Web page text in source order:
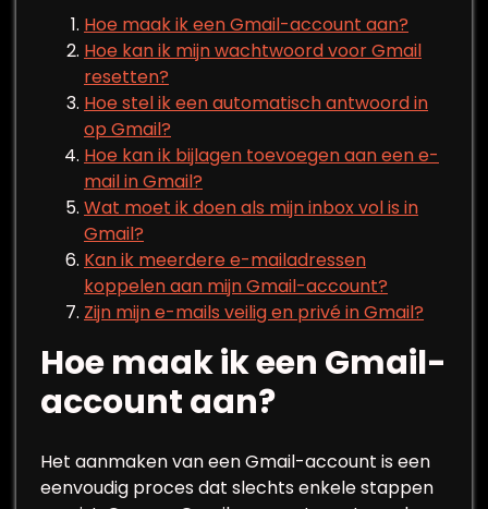
Hoe maak ik een Gmail-account aan?
Hoe kan ik mijn wachtwoord voor Gmail
resetten?
Hoe stel ik een automatisch antwoord in
op Gmail?
Hoe kan ik bijlagen toevoegen aan een e-
mail in Gmail?
Wat moet ik doen als mijn inbox vol is in
Gmail?
Kan ik meerdere e-mailadressen
koppelen aan mijn Gmail-account?
Zijn mijn e-mails veilig en privé in Gmail?
Hoe maak ik een Gmail-
account aan?
Het aanmaken van een Gmail-account is een
eenvoudig proces dat slechts enkele stappen